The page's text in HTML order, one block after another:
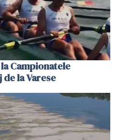
Campionatele
la Varese